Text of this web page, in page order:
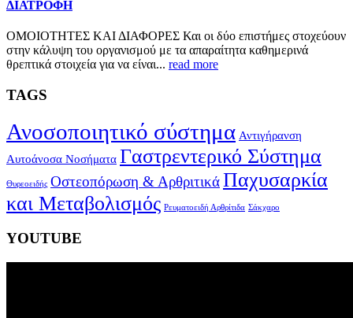
ΔΙΑΤΡΟΦΗ
ΟΜΟΙΟΤΗΤΕΣ ΚΑΙ ΔΙΑΦΟΡΕΣ Και οι δύο επιστήμες στοχεύουν
στην κάλυψη του οργανισμού με τα απαραίτητα καθημερινά
θρεπτικά στοιχεία για να είναι... read more
TAGS
Ανοσοποιητικό σύστημα Αντιγήρανση
Αυτοάνοσα Νοσήματα Γαστρεντερικό Σύστημα
Θυρεοειδής Οστεοπόρωση & ΑρθριτικάΠαχυσαρκία
και Μεταβολισμός Ρευματοειδή Αρθρίτιδα Σάκχαρο
YOUTUBE